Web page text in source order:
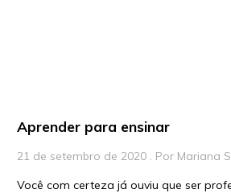
Aprender para ensinar
21 de setembro de 2020 . Por Mariana
Você com certeza já ouviu que ser